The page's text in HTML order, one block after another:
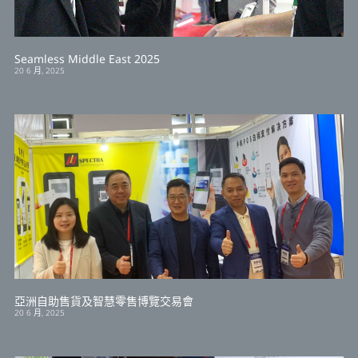
Seamless Middle East 2025
20 6 月, 2025
亞洲自助售貨及智慧零售博覽交易會
20 6 月, 2025